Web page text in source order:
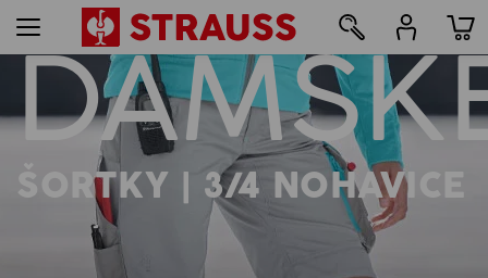
ŠORTKY | 3/4 NOHAVICE
14